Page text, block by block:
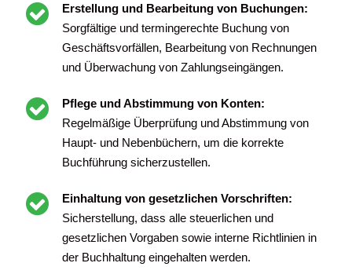
Erstellung und Bearbeitung von Buchungen:
Sorgfältige und termingerechte Buchung von
Geschäftsvorfällen, Bearbeitung von Rechnungen
und Überwachung von Zahlungseingängen.
Pflege und Abstimmung von Konten:
Regelmäßige Überprüfung und Abstimmung von
Haupt- und Nebenbüchern, um die korrekte
Buchführung sicherzustellen.
Einhaltung von gesetzlichen Vorschriften:
Sicherstellung, dass alle steuerlichen und
gesetzlichen Vorgaben sowie interne Richtlinien in
der Buchhaltung eingehalten werden.